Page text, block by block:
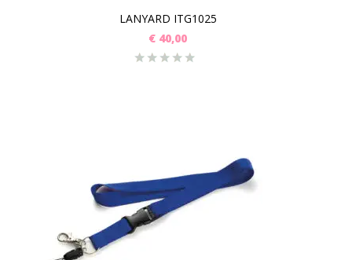
LANYARD ITG1025
€ 40,00